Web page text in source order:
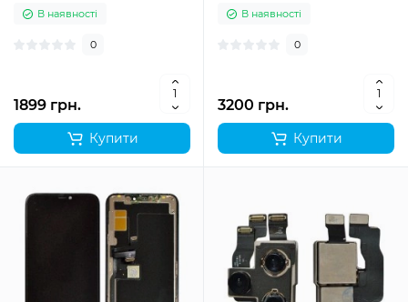
В наявності
0
1899 грн.
Купити
В наявності
0
3200 грн.
Купити